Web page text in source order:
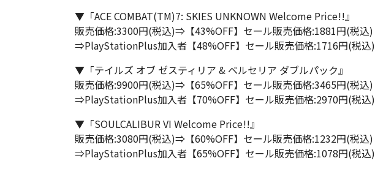
▼「ACE COMBAT(TM)7: SKIES UNKNOWN Welcome Price!!』
販売価格:3300円(税込)⇒【43%OFF】セール販売価格:1881円(税込)
⇒PlayStationPlus加入者【48%OFF】セール販売価格:1716円(税込)
▼「テイルズ オブ ゼスティリア & ベルセリア ダブルパック』
販売価格:9900円(税込)⇒【65%OFF】セール販売価格:3465円(税込)
⇒PlayStationPlus加入者【70%OFF】セール販売価格:2970円(税込)
▼「SOULCALIBUR VI Welcome Price!!』
販売価格:3080円(税込)⇒【60%OFF】セール販売価格:1232円(税込)
⇒PlayStationPlus加入者【65%OFF】セール販売価格:1078円(税込)